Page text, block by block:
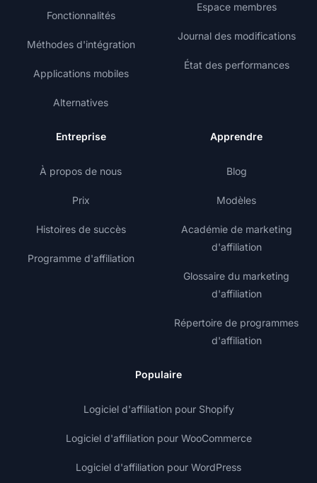
Fonctionnalités
Méthodes d'intégration
Applications mobiles
Alternatives
Espace membres
Journal des modifications
État des performances
Entreprise
À propos de nous
Prix
Histoires de succès
Programme d'affiliation
Apprendre
Blog
Modèles
Académie de marketing
d'affiliation
Glossaire du marketing
d'affiliation
Répertoire de programmes
d'affiliation
Populaire
Logiciel d'affiliation pour Shopify
Logiciel d'affiliation pour WooCommerce
Logiciel d'affiliation pour WordPress